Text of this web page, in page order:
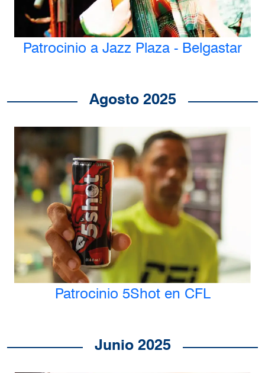
Patrocinio a Jazz Plaza - Belgastar
Agosto 2025
Patrocinio 5Shot en CFL
Junio 2025